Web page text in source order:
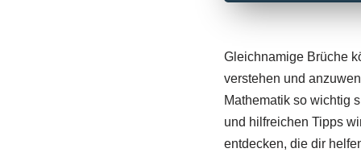
Gleichnamige Brüche
verstehen und
Mathematik so wichtig
und hilfreichen Tipps
entdecken, die dir